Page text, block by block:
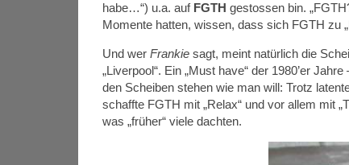
habe…“) u.a. auf FGTH gestossen bin.
Momente hatten, wissen, dass sich FGTH zu
Und wer Frankie sagt, meint natürlich die
„Liverpool“. Ein „Must have“ der 1980’er
den Scheiben stehen wie man will: Trotz
schaffte FGTH mit „Relax“ und vor allem mit
was „früher“ viele dachten.